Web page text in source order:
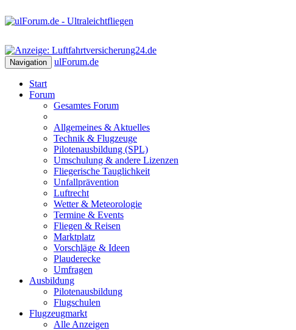
Navigation ulForum.de
Start
Forum
Gesamtes Forum
Allgemeines & Aktuelles
Technik & Flugzeuge
Pilotenausbildung (SPL)
Umschulung & andere Lizenzen
Fliegerische Tauglichkeit
Unfallprävention
Luftrecht
Wetter & Meteorologie
Termine & Events
Fliegen & Reisen
Marktplatz
Vorschläge & Ideen
Plauderecke
Umfragen
Ausbildung
Pilotenausbildung
Flugschulen
Flugzeugmarkt
Alle Anzeigen